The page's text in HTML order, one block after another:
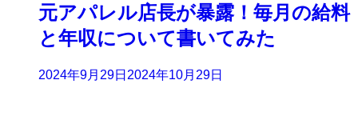
元アパレル店長が暴露！毎月の給料
と年収について書いてみた
2024年9月29日 2024年10月29日